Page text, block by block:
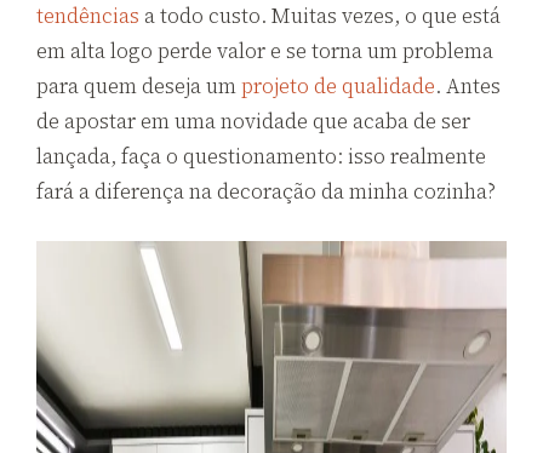
tendências a todo custo. Muitas vezes, o que está
em alta logo perde valor e se torna um problema
para quem deseja umprojeto de qualidade. Antes
de apostar em uma novidade que acaba de ser
lançada, faça o questionamento: isso realmente
fará a diferença na decoração da minha cozinha?